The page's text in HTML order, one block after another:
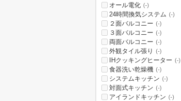
オール電化 (-)
24時間換気システム (-)
２面バルコニー (-)
３面バルコニー (-)
両面バルコニー (-)
外観タイル張り (-)
IHクッキングヒーター (-)
食器洗い乾燥機 (-)
システムキッチン (-)
対面式キッチン (-)
アイランドキッチン (-)